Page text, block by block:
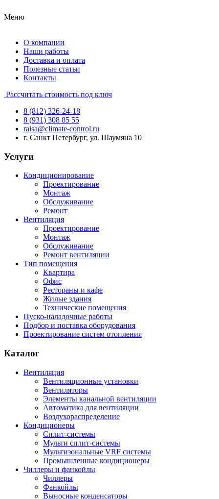
Меню
О компании
Наши работы
Доставка и оплата
Полезные статьи
Контакты
Рассчитать стоимость под ключ
8 (812) 326-24-18
8 (931) 308 85 55
raisa@climate-control.ru
г. Санкт Петербург, ул. Шаумяна 10
Услуги
Кондиционирование
Проектирование
Монтаж
Обслуживание
Ремонт
Вентиляция
Проектирование
Монтаж
Обслуживание
Ремонт вентиляции
Тип помещения
Квартира
Офис
Рестораны и кафе
Жилые здания
Технические помещения
Пуско-наладочные работы
Подбор и поставка оборудования
Проектирование систем отопления
Каталог
Вентиляция
Вентиляционные установки
Вентиляторы
Элементы канальной вентиляции
Автоматика для вентиляции
Воздухораспределение
Кондиционеры
Сплит-системы
Мульти сплит-системы
Мультизональные VRF системы
Промышленные кондиционеры
Чиллеры и фанкойлы
Чиллеры
Фанкойлы
Выносные конденсаторы